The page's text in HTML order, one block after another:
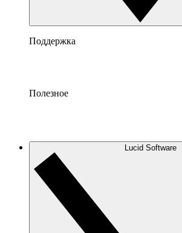
Поддержка
Полезное
Lucid Software